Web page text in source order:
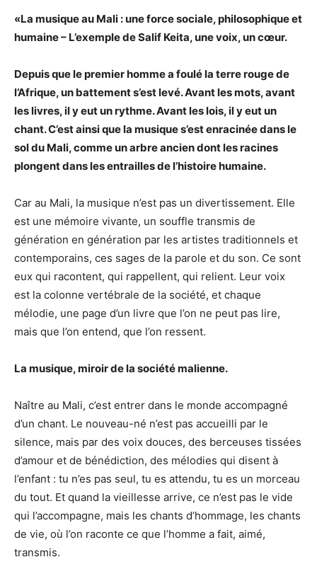
«La musique au Mali : une force sociale, philosophique et
humaine – L’exemple de Salif Keita, une voix, un cœur.
Depuis que le premier homme a foulé la terre rouge de
l’Afrique, un battement s’est levé. Avant les mots, avant
les livres, il y eut un rythme. Avant les lois, il y eut un
chant. C’est ainsi que la musique s’est enracinée dans le
sol du Mali, comme un arbre ancien dont les racines
plongent dans les entrailles de l’histoire humaine.
Car au Mali, la musique n’est pas un divertissement. Elle
est une mémoire vivante, un souffle transmis de
génération en génération par les artistes traditionnels et
contemporains, ces sages de la parole et du son. Ce sont
eux qui racontent, qui rappellent, qui relient. Leur voix
est la colonne vertébrale de la société, et chaque
mélodie, une page d’un livre que l’on ne peut pas lire,
mais que l’on entend, que l’on ressent.
La musique, miroir de la société malienne.
Naître au Mali, c’est entrer dans le monde accompagné
d’un chant. Le nouveau-né n’est pas accueilli par le
silence, mais par des voix douces, des berceuses tissées
d’amour et de bénédiction, des mélodies qui disent à
l’enfant : tu n’es pas seul, tu es attendu, tu es un morceau
du tout. Et quand la vieillesse arrive, ce n’est pas le vide
qui l’accompagne, mais les chants d’hommage, les chants
de vie, où l’on raconte ce que l’homme a fait, aimé,
transmis.